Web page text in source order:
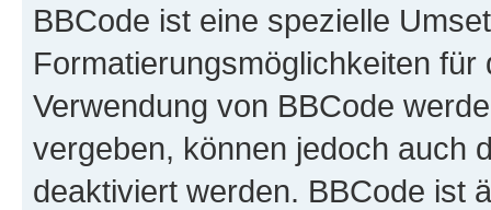
BBCode ist eine spezielle
Formatierungsmöglichkeiten
Verwendung von BBCode
vergeben, können jedoch auch
deaktiviert werden. BBCode ist